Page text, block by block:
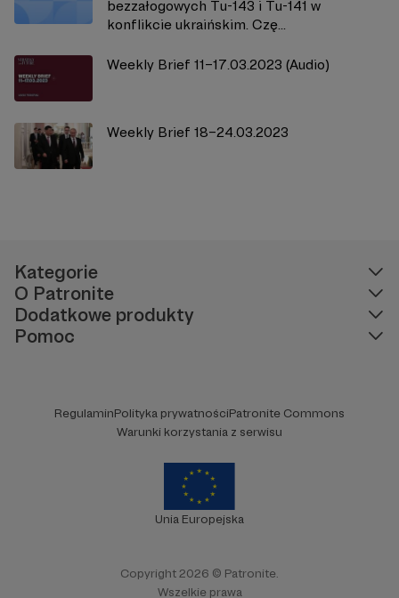
bezzałogowych Tu-143 i Tu-141 w
konflikcie ukraińskim. Czę...
Weekly Brief 11–17.03.2023 (Audio)
Weekly Brief 18–24.03.2023
Kategorie
O Patronite
Dodatkowe produkty
Pomoc
RegulaminPolityka prywatnościPatronite Commons
Warunki korzystania z serwisu
Unia Europejska
Copyright 2026 © Patronite.
Wszelkie prawa